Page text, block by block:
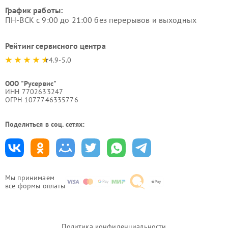
Мы принимаем
все формы оплаты
График работы:
ПН-ВСК с 9:00 до 21:00 без перерывов и выходных
Рейтинг сервисного центра
4.9-5.0
ООО "Русервис"
ИНН 7702633247
ОГРН 1077746335776
Поделиться в соц. сетях: